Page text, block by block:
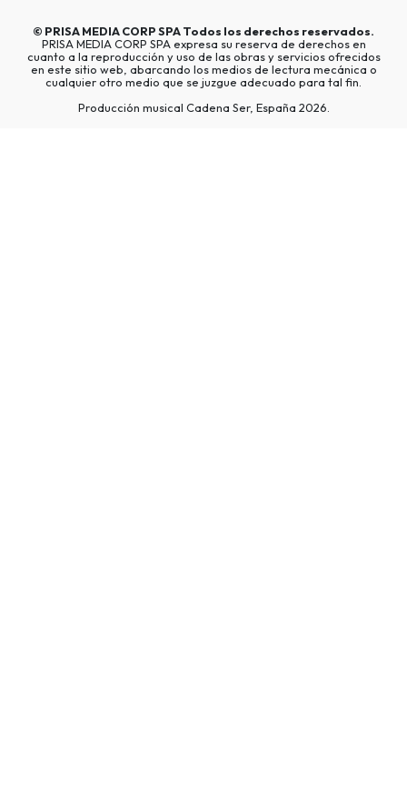
© PRISA MEDIA CORP SPATodos los derechos reservados.
PRISA MEDIA CORP SPA expresa su reserva de derechos en
cuanto a la reproducción y uso de las obras y servicios ofrecidos
en este sitio web, abarcando los medios de lectura mecánica o
cualquier otro medio que se juzgue adecuado para tal fin.
Producción musical Cadena Ser, España 2026.